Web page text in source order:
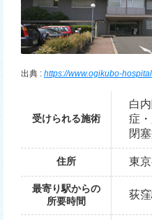
出典 : https://www.ogikubo-
受けられる施術
白
症
閉
住所 東
最寄り駅からの
所要時間
荻